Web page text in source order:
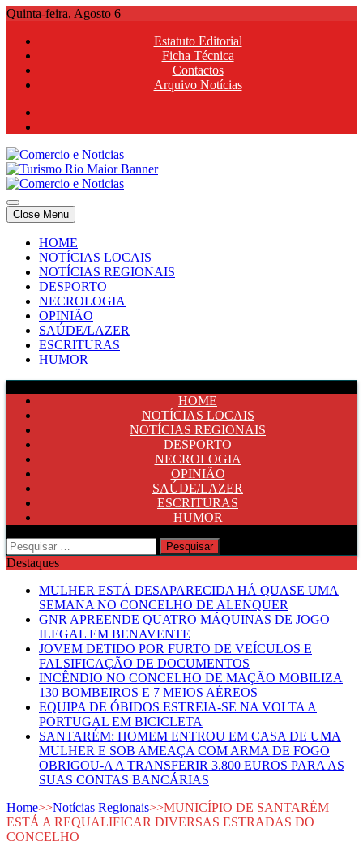
Skip
content
Quinta-feira, Agosto 6
Estatuto Editorial
Ficha Técnica
Contactos
Arquivo Notícias
Comercio e Noticias
Notícias e Publicidade Online
Comercio e Noticias
Notícias e Publicidade Online
Close Menu
HOME
NOTÍCIAS LOCAIS
NOTÍCIAS REGIONAIS
DESPORTO
NECROLOGIA
OPINIÃO
SAÚDE/LAZER
ESCRITURAS
HUMOR
HOME
NOTÍCIAS LOCAIS
NOTÍCIAS REGIONAIS
DESPORTO
NECROLOGIA
OPINIÃO
SAÚDE/LAZER
ESCRITURAS
HUMOR
Pesquisar
por:
Destaques
MULHER ESTÁ DESAPARECIDA HÁ QUASE UMA
SEMANA NO CONCELHO DE ALENQUER
GNR APREENDE QUATRO MÁQUINAS DE JOGO
ILEGAL EM BENAVENTE
JOVEM DETIDO POR FURTO DE VEÍCULOS E
FALSIFICAÇÃO DE DOCUMENTOS
INCÊNDIO NO CONCELHO DE MAÇÃO MOBILIZA
130 BOMBEIROS E 7 MEIOS AÉREOS
EQUIPA DE ÓBIDOS ESTREIA-SE NA VOLTA A
PORTUGAL EM BICICLETA
SANTARÉM: HOMEM ENTROU EM CASA DE UMA
MULHER E SOB AMEAÇA COM ARMA DE FOGO
OBRIGOU-A A TRANSFERIR 3.800 EUROS PARA AS
SUAS CONTAS BANCÁRIAS
Home>>Notícias Regionais>>MUNICÍPIO DE SANTARÉM
ESTÁ A REQUALIFICAR DIVERSAS ESTRADAS DO
CONCELHO